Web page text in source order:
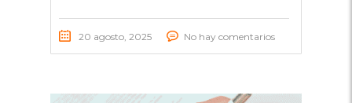
20 agosto, 2025 No hay comentarios